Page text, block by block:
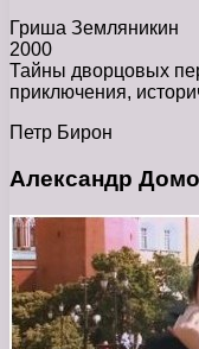
Гриша Земляникин
2000
Тайны дворцовых
приключения,
Петр Бирон
Александр